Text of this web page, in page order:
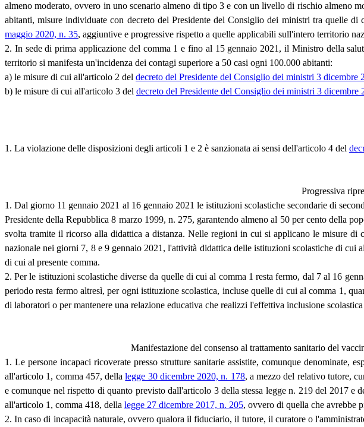
almeno moderato, ovvero in uno scenario almeno di tipo 3 e con un livello di rischio almeno
abitanti, misure individuate con decreto del Presidente del Consiglio dei ministri tra quelle
maggio 2020, n. 35, aggiuntive e progressive rispetto a quelle applicabili sull'intero territorio
2. In sede di prima applicazione del comma 1 e fino al 15 gennaio 2021, il Ministro della
territorio si manifesta un'incidenza dei contagi superiore a 50 casi ogni 100.000 abitanti:
a) le misure di cui all'articolo 2 del decreto del Presidente del Consiglio dei ministri 3 dicembre
b) le misure di cui all'articolo 3 del decreto del Presidente del Consiglio dei ministri 3 dicembre
1. La violazione delle disposizioni degli articoli 1 e 2 è sanzionata ai sensi dell'articolo 4 del
Progressiva
1. Dal giorno 11 gennaio 2021 al 16 gennaio 2021 le istituzioni scolastiche secondarie di
Presidente della Repubblica 8 marzo 1999, n. 275, garantendo almeno al 50 per cento della
svolta tramite il ricorso alla didattica a distanza. Nelle regioni in cui si applicano le misure di
nazionale nei giorni 7, 8 e 9 gennaio 2021, l'attività didattica delle istituzioni scolastiche di cui
di cui al presente comma.
2. Per le istituzioni scolastiche diverse da quelle di cui al comma 1 resta fermo, dal 7 al 16
periodo resta fermo altresì, per ogni istituzione scolastica, incluse quelle di cui al comma 1,
di laboratori o per mantenere una relazione educativa che realizzi l'effettiva inclusione
Manifestazione del consenso al trattamento sanitario del
1. Le persone incapaci ricoverate presso strutture sanitarie assistite, comunque
all'articolo 1, comma 457, dellalegge 30 dicembre 2020, n. 178, a mezzo del relativo tutore,
e comunque nel rispetto di quanto previsto dall'articolo 3 della stessa legge n. 219 del 2017 e
all'articolo 1, comma 418, della legge 27 dicembre 2017, n. 205, ovvero di quella che avrebbe
2. In caso di incapacità naturale, ovvero qualora il fiduciario, il tutore, il curatore o